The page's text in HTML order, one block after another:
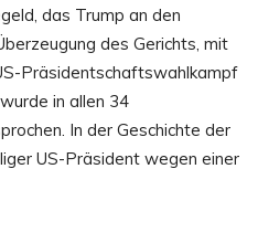
das Trump an den
des Gerichts, mit
Präsidentschaftswahlkampf
in allen 34
In der Geschichte der
US-Präsident wegen einer